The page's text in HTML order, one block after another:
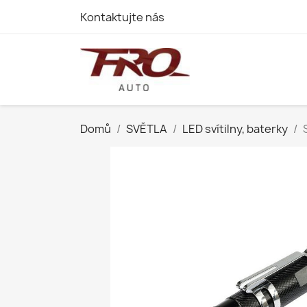
Kontaktujte nás
Domů SVĚTLA LED svítilny, baterky